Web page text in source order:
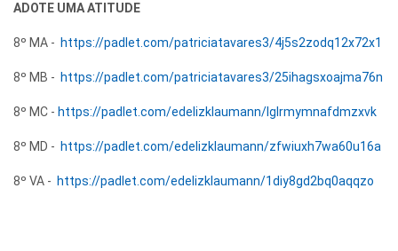
ADOTE UMA ATITUDE
8º MA - https://padlet.com/patriciatavares3/4j5s2zodq12x72x1
8º MB - https://padlet.com/patriciatavares3/25ihagsxoajma76n
8º MC - https://padlet.com/edelizklaumann/lglrmymnafdmzxvk
8º MD - https://padlet.com/edelizklaumann/zfwiuxh7wa60u16a
8º VA - https://padlet.com/edelizklaumann/1diy8gd2bq0aqqzo